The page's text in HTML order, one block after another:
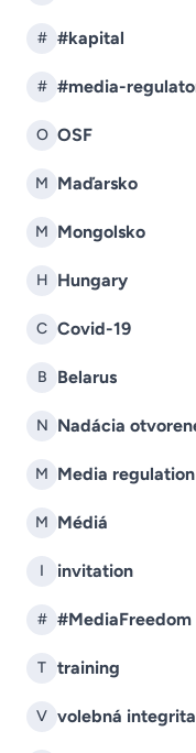
# #kapital
# #media-
O OSF
M Maďarsko
M Mongolsko
H Hungary
C Covid-19
B Belarus
N Nadácia
M Media regulation
M Médiá
I invitation
# #MediaFreedom
T training
V volebná integrita